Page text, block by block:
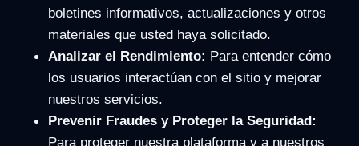
boletines informativos, actualizaciones y otros
materiales que usted haya solicitado.
Analizar el Rendimiento: Para entender cómo
los usuarios interactúan con el sitio y mejorar
nuestros servicios.
Prevenir Fraudes y Proteger la Seguridad:
Para proteger nuestra plataforma y a nuestros